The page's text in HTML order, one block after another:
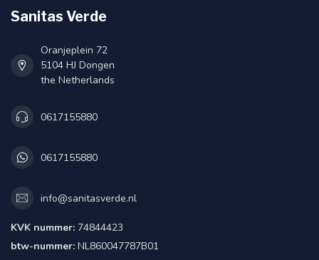
Sanitas Verde
Oranjeplein 72
5104 HJ Dongen
the Netherlands
0617155880
0617155880
info@sanitasverde.nl
KVK nummer: 74844423
btw-nummer: NL860047787B01